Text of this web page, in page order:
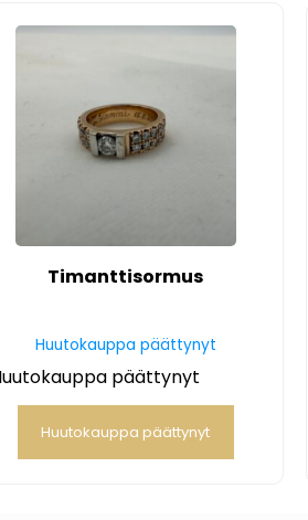
Timanttisormus
Huutokauppa päättynyt
päättynyt
Huutokauppa päättynyt